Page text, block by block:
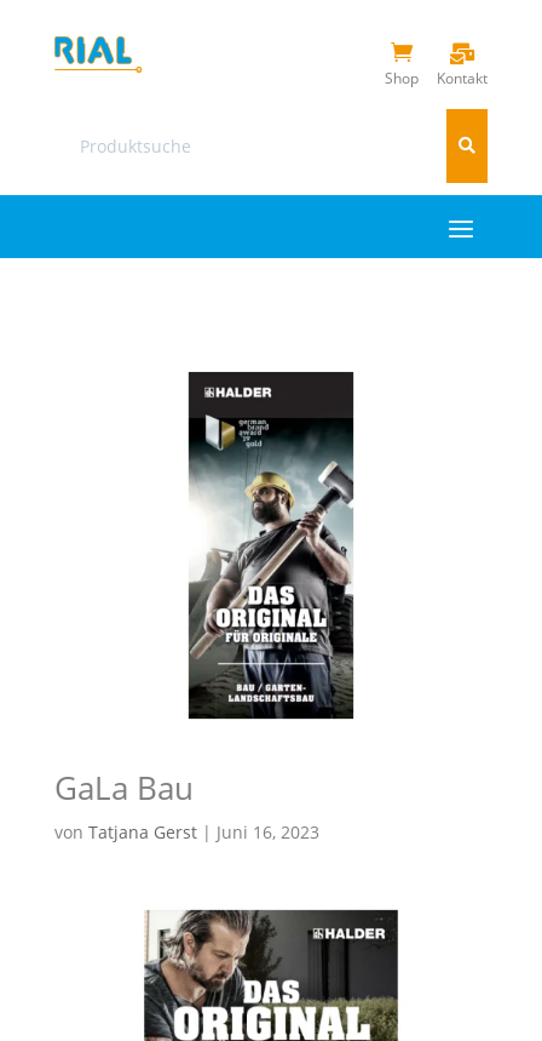
nach:

Shop

Kontakt
GaLa Bau
von Tatjana Gerst| Juni 16, 2023